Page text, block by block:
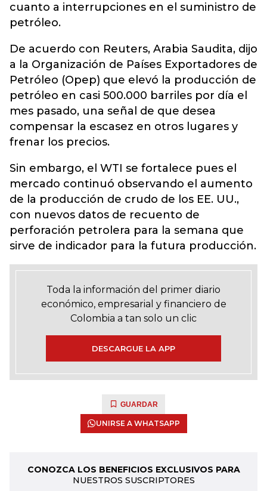
cuanto a interrupciones en el suministro de
petróleo.
De acuerdo con Reuters, Arabia Saudita, dijo
a la Organización de Países Exportadores de
Petróleo (Opep) que elevó la producción de
petróleo en casi 500.000 barriles por día el
mes pasado, una señal de que desea
compensar la escasez en otros lugares y
frenar los precios.
Sin embargo, el WTI se fortalece pues el
mercado continuó observando el aumento
de la producción de crudo de los EE. UU.,
con nuevos datos de recuento de
perforación petrolera para la semana que
sirve de indicador para la futura producción.
Toda la información del primer diario
económico, empresarial y financiero de
Colombia a tan solo un clic
DESCARGUE LA APP
GUARDAR
UNIRSE A WHATSAPP
CONOZCA LOS BENEFICIOS EXCLUSIVOS PARA
NUESTROS SUSCRIPTORES